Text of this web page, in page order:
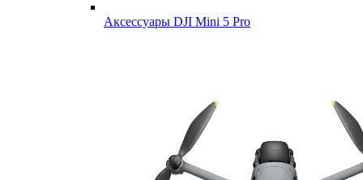
Аксессуары DJI Mini 5 Pro